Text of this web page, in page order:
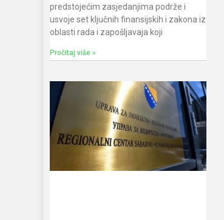
predstojećim zasjedanjima podrže i
usvoje set ključnih finansijskih i zakona iz
oblasti rada i zapošljavaja koji
Pročitaj više »